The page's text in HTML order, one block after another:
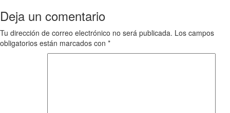
Deja un comentario
Tu dirección de correo electrónico no será publicada. Los campos
obligatorios están marcados con *